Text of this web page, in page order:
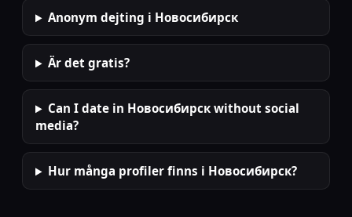
Anonym dejting i Новосибирск
Är det gratis?
Can I date in Новосибирск without social
media?
Hur många profiler finns i Новосибирск?